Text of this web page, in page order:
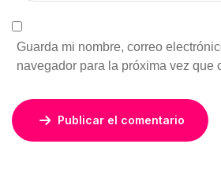
Guarda mi nombre, correo
navegador para la próxima vez que
Publicar el comentario